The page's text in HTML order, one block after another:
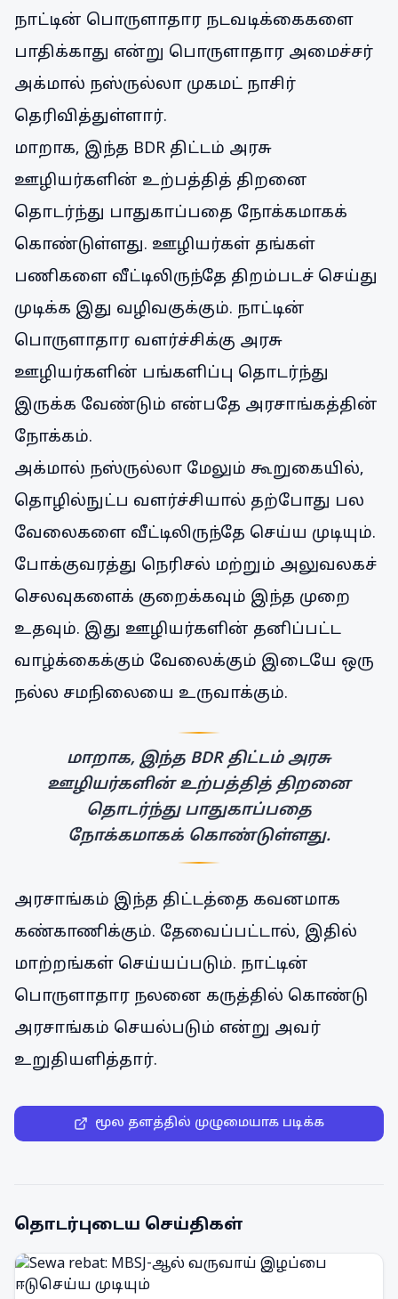
நாட்டின் பொருளாதார நடவடிக்கைகளை
பாதிக்காது என்று பொருளாதார அமைச்சர்
அக்மால் நஸ்ருல்லா முகமட் நாசிர்
தெரிவித்துள்ளார்.
மாறாக, இந்த BDR திட்டம் அரசு
ஊழியர்களின் உற்பத்தித் திறனை
தொடர்ந்து பாதுகாப்பதை நோக்கமாகக்
கொண்டுள்ளது. ஊழியர்கள் தங்கள்
பணிகளை வீட்டிலிருந்தே திறம்படச் செய்து
முடிக்க இது வழிவகுக்கும். நாட்டின்
பொருளாதார வளர்ச்சிக்கு அரசு
ஊழியர்களின் பங்களிப்பு தொடர்ந்து
இருக்க வேண்டும் என்பதே அரசாங்கத்தின்
நோக்கம்.
அக்மால் நஸ்ருல்லா மேலும் கூறுகையில்,
தொழில்நுட்ப வளர்ச்சியால் தற்போது பல
வேலைகளை வீட்டிலிருந்தே செய்ய முடியும்.
போக்குவரத்து நெரிசல் மற்றும் அலுவலகச்
செலவுகளைக் குறைக்கவும் இந்த முறை
உதவும். இது ஊழியர்களின் தனிப்பட்ட
வாழ்க்கைக்கும் வேலைக்கும் இடையே ஒரு
நல்ல சமநிலையை உருவாக்கும்.
மாறாக, இந்த BDR திட்டம் அரசு
ஊழியர்களின் உற்பத்தித் திறனை
தொடர்ந்து பாதுகாப்பதை
நோக்கமாகக் கொண்டுள்ளது.
அரசாங்கம் இந்த திட்டத்தை கவனமாக
கண்காணிக்கும். தேவைப்பட்டால், இதில்
மாற்றங்கள் செய்யப்படும். நாட்டின்
பொருளாதார நலனை கருத்தில் கொண்டு
அரசாங்கம் செயல்படும் என்று அவர்
உறுதியளித்தார்.
மூல தளத்தில் முழுமையாக படிக்க
தொடர்புடைய செய்திகள்